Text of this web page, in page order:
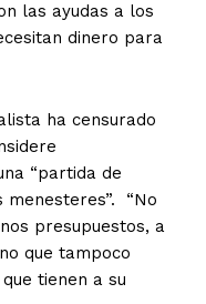
las ayudas a los
dinero para
ha censurado
“partida de
“No
presupuestos, a
que tampoco
tienen a su